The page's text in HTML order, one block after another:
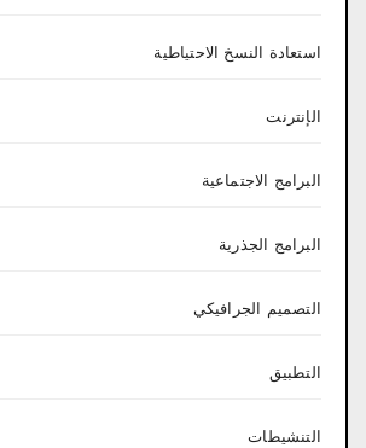
استعادة النسخ الاحتياطية
الإنترنت
البرامج الاجتماعية
البرامج الجذرية
التصميم الجرافيكي
التطبيق
التنشيطات